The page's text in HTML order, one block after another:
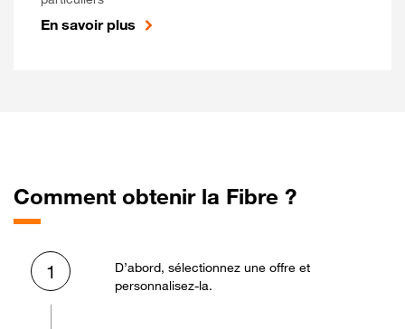
En savoir plus
Comment obtenir la Fibre ?
1
D’abord, sélectionnez une offre et
personnalisez-la.